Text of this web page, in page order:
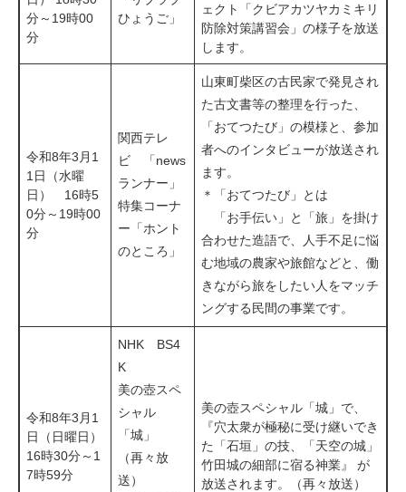
分～19時00
分
ひょうご」
ェクト「クビアカツヤカミキリ
防除対策講習会」の様子を放送
します。
令和8年3月1
1日（水曜
日） 16時5
0分～19時00
分
関西テレ
ビ 「news
ランナー」
特集コーナ
ー「ホント
のところ」
山東町柴区の古民家で発見され
た古文書等の整理を行った、
「おてつたび」の模様と、参加
者へのインタビューが放送され
ます。
＊「おてつたび」とは
「お手伝い」と「旅」を掛け
合わせた造語で、人手不足に悩
む地域の農家や旅館などと、働
きながら旅をしたい人をマッチ
ングする民間の事業です。
令和8年3月1
日（日曜日）
16時30分～1
7時59分
NHK BS4
K
美の壺スペ
シャル
「城」
（再々放
送）
美の壺スペシャル「城」で、
『穴太衆が極秘に受け継いでき
た「石垣」の技、「天空の城」
竹田城の細部に宿る神業』 が
放送されます。（再々放送）